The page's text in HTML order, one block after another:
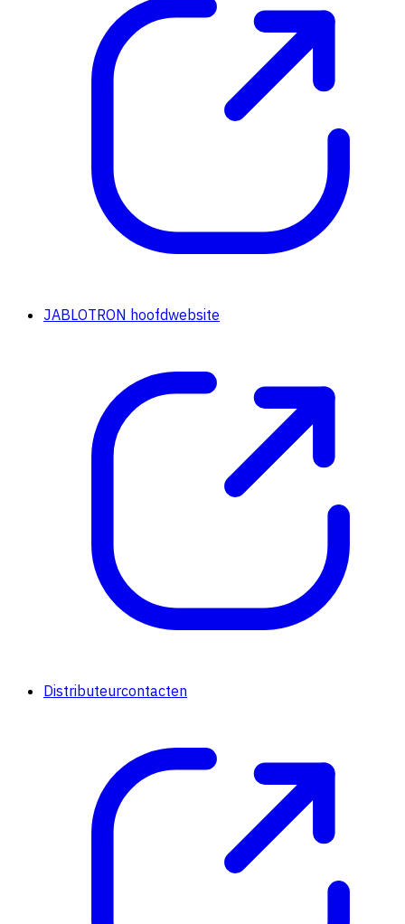
JABLOTRON hoofdwebsite
Distributeurcontacten